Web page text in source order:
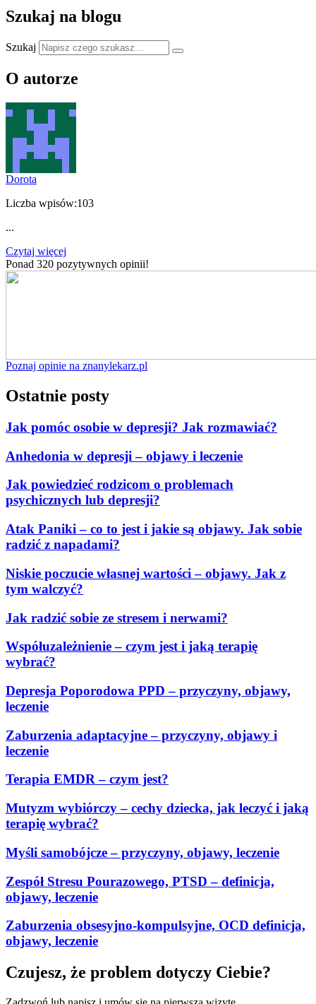
Szukaj na blogu
Szukaj
O autorze
Dorota
Liczba wpisów:103
...
Czytaj więcej
Ponad 320 pozytywnych opinii!
Poznaj opinie na znanylekarz.pl
Ostatnie posty
Jak pomóc osobie w depresji? Jak rozmawiać?
Anhedonia w depresji – objawy i leczenie
Jak powiedzieć rodzicom o problemach
psychicznych lub depresji?
Atak Paniki – co to jest i jakie są objawy. Jak sobie
radzić z napadami?
Niskie poczucie własnej wartości – objawy. Jak z
tym walczyć?
Jak radzić sobie ze stresem i nerwami?
Współuzależnienie – czym jest i jaką terapię
wybrać?
Depresja Poporodowa PPD – przyczyny, objawy,
leczenie
Zaburzenia adaptacyjne – przyczyny, objawy i
leczenie
Terapia EMDR – czym jest?
Mutyzm wybiórczy – cechy dziecka, jak leczyć i jaką
terapię wybrać?
Myśli samobójcze – przyczyny, objawy, leczenie
Zespół Stresu Pourazowego, PTSD – definicja,
objawy, leczenie
Zaburzenia obsesyjno-kompulsyjne, OCD definicja,
objawy, leczenie
Czujesz, że problem dotyczy Ciebie?